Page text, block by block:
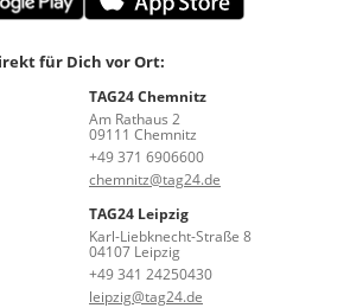
für Dich vor Ort:
TAG24 Chemnitz
Am Rathaus 2
09111 Chemnitz
+49 371 6906600
chemnitz@tag24.de
TAG24 Leipzig
Karl-Liebknecht-Straße 8
04107 Leipzig
+49 341 24250430
leipzig@tag24.de